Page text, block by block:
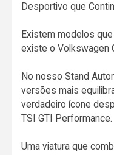
Desportivo que
Existem modelos
existe o Volkswagen
No nosso Stand
versões mais
verdadeiro ícone
TSI GTI Performance.
Uma viatura que